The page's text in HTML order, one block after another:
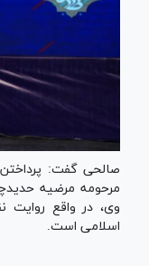
صالحی گفت: پرداختن
مرحومه مرضیه
وی، در واقع
اسلامی است.